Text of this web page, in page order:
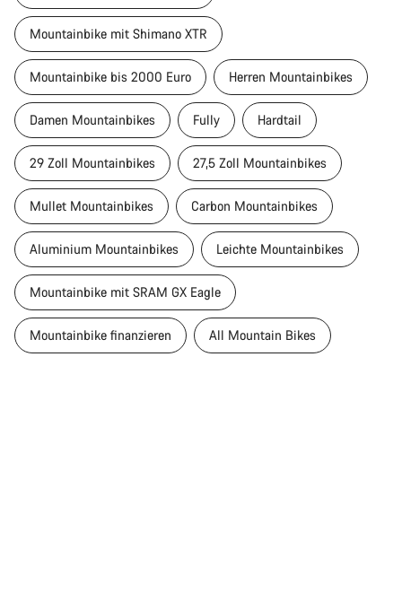
Mountainbike mit Shimano XTR
Mountainbike bis 2000 Euro Herren Mountainbikes
Damen Mountainbikes Fully Hardtail
29 Zoll Mountainbikes 27,5 Zoll Mountainbikes
Mullet Mountainbikes Carbon Mountainbikes
Aluminium Mountainbikes Leichte Mountainbikes
Mountainbike mit SRAM GX Eagle
Mountainbike finanzieren All Mountain Bikes